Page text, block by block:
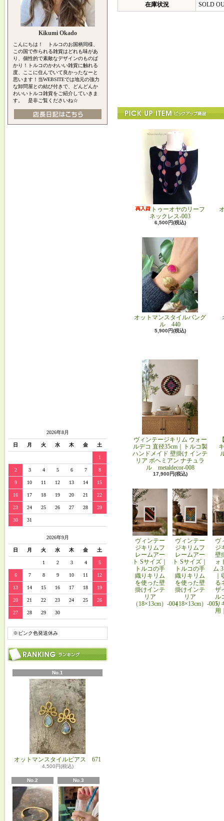
Kikumi Okado
こんにちは！ トルコのお国柄同様、
この国で作られる雑貨はどれも味があ
り、個性的で素敵なデザインのものば
かり！トルコのかわいい雑貨に触れる
度、ここに住んでいて良かったなーと
思います！当WEBSITEでは地元の強力
な卸問屋との結び付きで、どんどんか
わいいトルコ雑貨をご紹介していきま
す。 是非ご覧くださいね☆
2026年8月
日 月 火 水 木 金 土
1
2 3 4 5 6 7 8
9 10 11 12 13 14 15
16 17 18 19 20 21 22
23 24 25 26 27 28 29
30 31
2026年9月
日 月 火 水 木 金 土
1 2 3 4 5
6 7 8 9 10 11 12
13 14 15 16 17 18 19
20 21 22 23 24 25 26
27 28 29 30
※ピンク色発送休み
No.1
オットマンスタイルピアス 671
4,500円(税込)
No.2 No.3
在庫状況
SOLD
トゥーオヤのリーフ
ネックレス-003
6,500円(税込)
オットマンスタイルバング
ル 440
5,900円(税込)
ヴィンテージキリム ウォー
ルデコ 直径35cm｜トルコ製
ハンドメイド 壁掛け インテ
リア ボヘミアン ナチュラ
ル metaldecor-008
17,900円(税込)
ヴィンテー
ジキリムフ
レームアー
ト Sサイズ｜
トルコの手
織りキリム
を使った壁
掛けインテ
リア
（18×13cm）-004
ヴィンテー
ジキリムフ
レームアー
ト Sサイズ｜
トルコの手
織りキリム
を使った壁
掛けインテ
リア
（18×13cm）-005
ヴ
ジ
壁
ォ
ム
る
ザ
ル
り
用